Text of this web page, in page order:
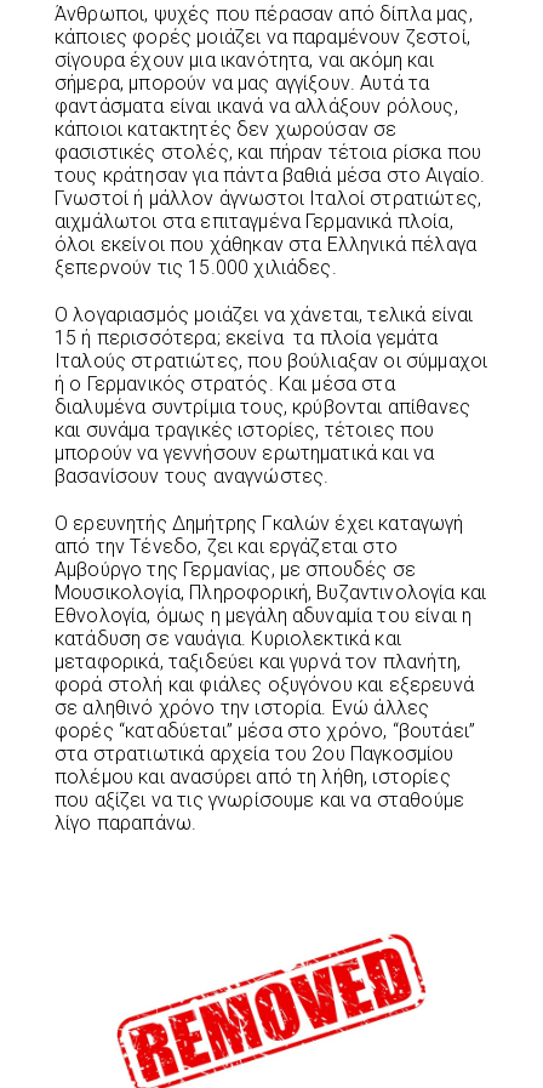
Άνθρωποι, ψυχές που πέρασαν από δίπλα μας,
κάποιες φορές μοιάζει να παραμένουν ζεστοί,
σίγουρα έχουν μια ικανότητα, ναι ακόμη και
σήμερα, μπορούν να μας αγγίξουν. Αυτά τα
φαντάσματα είναι ικανά να αλλάξουν ρόλους,
κάποιοι κατακτητές δεν χωρούσαν σε
φασιστικές στολές, και πήραν τέτοια ρίσκα που
τους κράτησαν για πάντα βαθιά μέσα στο Αιγαίο.
Γνωστοί ή μάλλον άγνωστοι Ιταλοί στρατιώτες,
αιχμάλωτοι στα επιταγμένα Γερμανικά πλοία,
όλοι εκείνοι που χάθηκαν στα Ελληνικά πέλαγα
ξεπερνούν τις 15.000 χιλιάδες.
Ο λογαριασμός μοιάζει να χάνεται, τελικά είναι
15 ή περισσότερα; εκείνα τα πλοία γεμάτα
Ιταλούς στρατιώτες, που βούλιαξαν οι σύμμαχοι
ή ο Γερμανικός στρατός. Και μέσα στα
διαλυμένα συντρίμια τους, κρύβονται απίθανες
και συνάμα τραγικές ιστορίες, τέτοιες που
μπορούν να γεννήσουν ερωτηματικά και να
βασανίσουν τους αναγνώστες.
Ο ερευνητής Δημήτρης Γκαλών έχει καταγωγή
από την Τένεδο, ζει και εργάζεται στο
Αμβούργο της Γερμανίας, με σπουδές σε
Μουσικολογία, Πληροφορική, Βυζαντινολογία και
Εθνολογία, όμως η μεγάλη αδυναμία του είναι η
κατάδυση σε ναυάγια. Κυριολεκτικά και
μεταφορικά, ταξιδεύει και γυρνά τον πλανήτη,
φορά στολή και φιάλες οξυγόνου και εξερευνά
σε αληθινό χρόνο την ιστορία. Ενώ άλλες
φορές “καταδύεται” μέσα στο χρόνο, “βουτάει”
στα στρατιωτικά αρχεία του 2ου Παγκοσμίου
πολέμου και ανασύρει από τη λήθη, ιστορίες
που αξίζει να τις γνωρίσουμε και να σταθούμε
λίγο παραπάνω.